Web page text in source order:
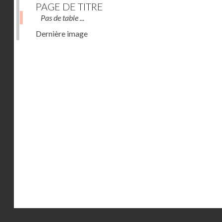
PAGE DE TITRE
Pas de table ...
Dernière image